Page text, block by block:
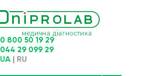
0 800 50 19 29
044 29 099 29
UA RU